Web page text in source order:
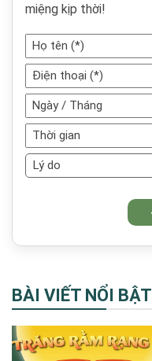
miệng kịp thời!
BÀI VIẾT NỔI BẬT